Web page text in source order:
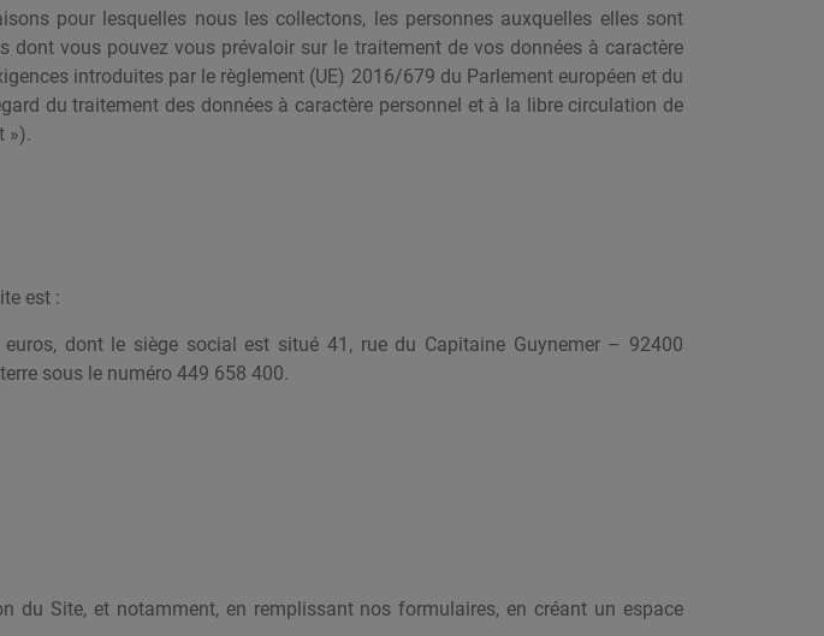
pour lesquelles nous les collectons, les personnes auxquelles elles sont
vous pouvez vous prévaloir sur le traitement de vos données à caractère
introduites par le règlement (UE) 2016/679 du Parlement européen et du
du traitement des données à caractère personnel et à la libre circulation de
»).
est :
dont le siège social est situé 41, rue du Capitaine Guynemer – 92400
sous le numéro 449 658 400.
Site, et notamment, en remplissant nos formulaires, en créant un espace